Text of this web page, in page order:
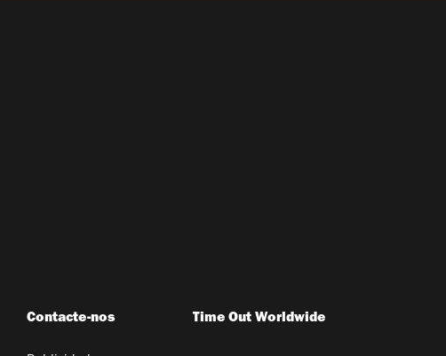
Contacte-nos Time Out Worldwide